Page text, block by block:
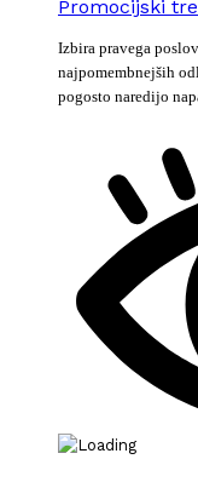
Promocijski
Izbira pravega
najpomembnejših
pogosto naredijo